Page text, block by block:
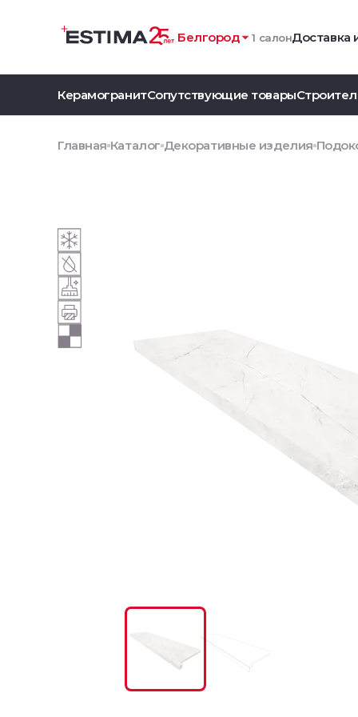
Белгород 1 салонДоставка
КерамогранитСопутствующие товары
Главная Каталог Декоративные изделия